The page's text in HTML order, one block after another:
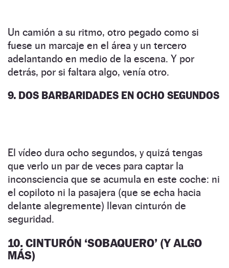
Un camión a su ritmo, otro pegado como si
fuese un marcaje en el área y un tercero
adelantando en medio de la escena. Y por
detrás, por si faltara algo, venía otro.
9. DOS BARBARIDADES EN OCHO SEGUNDOS
El vídeo dura ocho segundos, y quizá tengas
que verlo un par de veces para captar la
inconsciencia que se acumula en este coche: ni
el copiloto ni la pasajera (que se echa hacia
delante alegremente) llevan cinturón de
seguridad.
10. CINTURÓN ‘SOBAQUERO’ (Y ALGO
MÁS)